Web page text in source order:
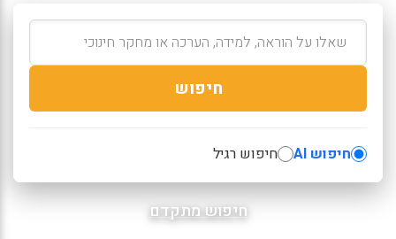
חיפוש
חיפוש AI חיפוש רגיל
חיפוש מתקדם